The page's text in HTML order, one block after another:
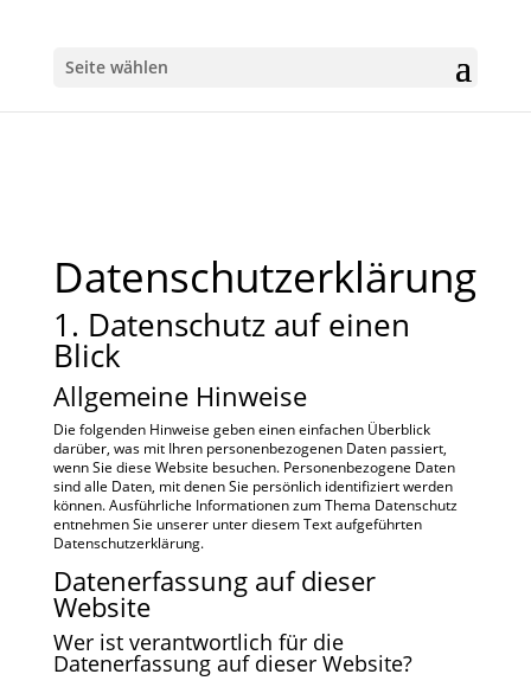
Seite wählen
Datenschutz­erklärung
1. Datenschutz auf einen
Blick
Allgemeine Hinweise
Die folgenden Hinweise geben einen einfachen Überblick
darüber, was mit Ihren personenbezogenen Daten passiert,
wenn Sie diese Website besuchen. Personenbezogene Daten
sind alle Daten, mit denen Sie persönlich identifiziert werden
können. Ausführliche Informationen zum Thema Datenschutz
entnehmen Sie unserer unter diesem Text aufgeführten
Datenschutzerklärung.
Datenerfassung auf dieser
Website
Wer ist verantwortlich für die
Datenerfassung auf dieser Website?